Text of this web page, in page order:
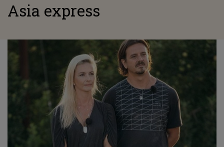
Asia express